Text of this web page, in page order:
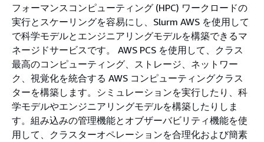
フォーマンスコンピューティング (HPC) ワークロードの
実行とスケーリングを容易にし、Slurm AWS を使用して
で科学モデルとエンジニアリングモデルを構築できるマ
ネージドサービスです。 AWS PCS を使用して、クラス
最高のコンピューティング、ストレージ、ネットワー
ク、視覚化を統合する AWS コンピューティングクラス
ターを構築します。シミュレーションを実行したり、科
学モデルやエンジニアリングモデルを構築したりしま
す。組み込みの管理機能とオブザーバビリティ機能を使
用して、クラスターオペレーションを合理化および簡素